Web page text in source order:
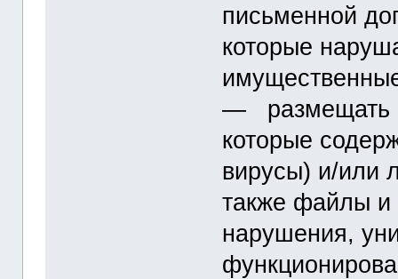
письменной
которые
― размещать
которые
вирусы) и/или
также файлы и
нарушения,